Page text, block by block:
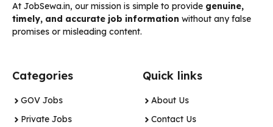
At JobSewa.in, our mission is simple to provide genuine,
timely, and accurate job information without any false
promises or misleading content.
Categories
GOV Jobs
Private Jobs
Quick links
About Us
Contact Us